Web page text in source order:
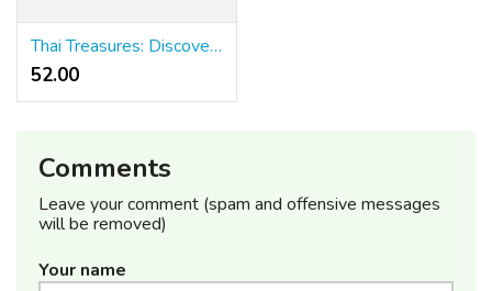
Thai Treasures: Discover the Most Popular Slot Games in Thailand
52.00 ₹
Comments
Leave your comment (spam and offensive messages
will be removed)
Your name